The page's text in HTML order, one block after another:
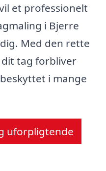
et professionelt
i Bjerre
Med den rette
tag forbliver
i mange
uforpligtende